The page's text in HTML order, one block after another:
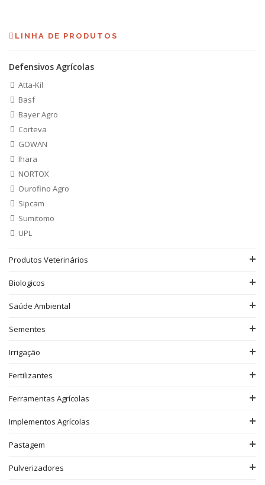
LINHA DE PRODUTOS
Defensivos Agrícolas
Atta-Kil
Basf
Bayer Agro
Corteva
GOWAN
Ihara
NORTOX
Ourofino Agro
Sipcam
Sumitomo
UPL
Produtos Veterinários
Biologicos
Saúde Ambiental
Sementes
Irrigação
Fertilizantes
Ferramentas Agrícolas
Implementos Agrícolas
Pastagem
Pulverizadores